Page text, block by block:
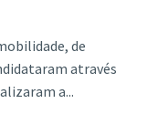
de
através
a...